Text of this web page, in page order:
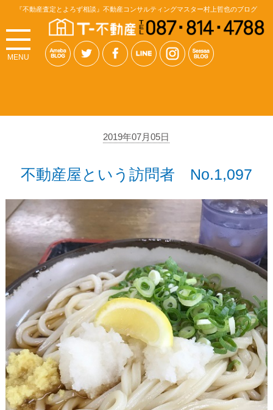
『不動産査定とよろず相談』不動産コンサルティングマスター村上哲也のブログ
MENU
2019年07月05日
不動産屋という訪問者 No.1,097